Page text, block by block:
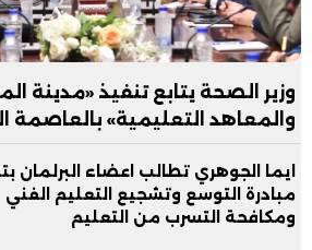
وزير الصحة يتابع تنفيذ «مدينة
والمعاهد التعليمية» بالعاصمة
ايما الجوهري تطالب اعضاء البرلمان
مبادرة التوسع وتشجيع التعليم الفني
ومكافحة التسرب من التعليم